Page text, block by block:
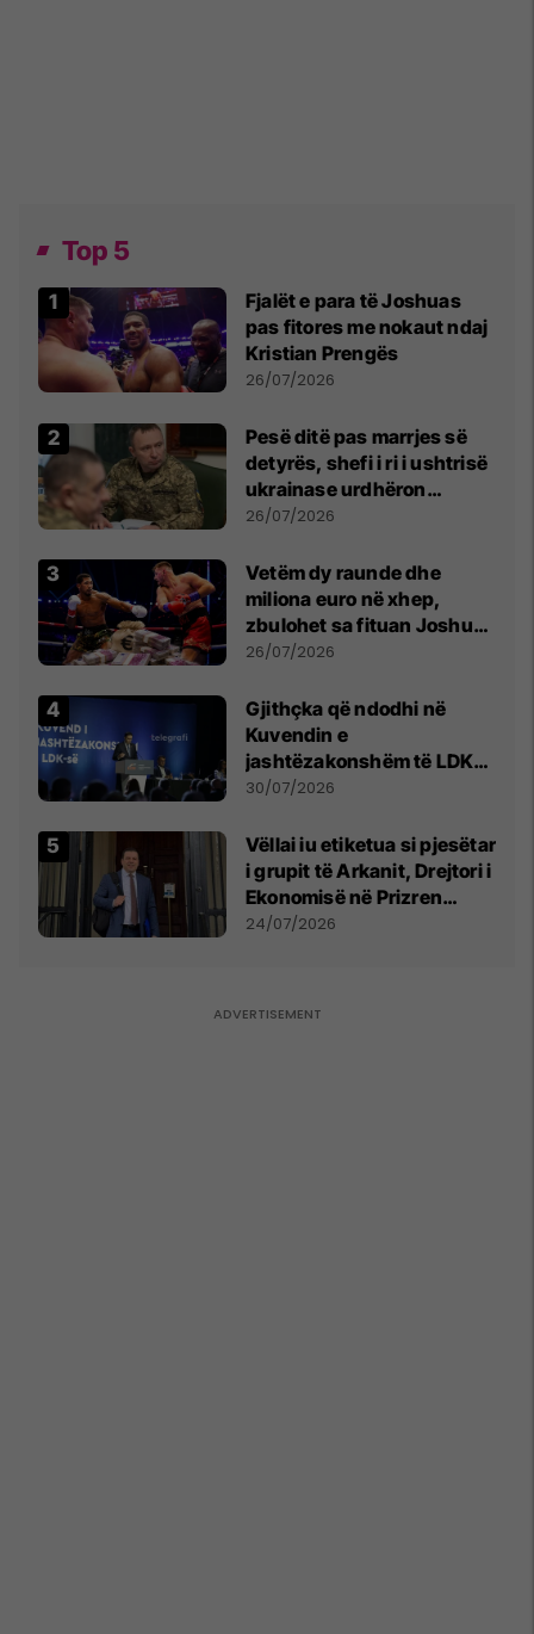
Top 5
Fjalët e para të Joshuas
pas fitores me nokaut ndaj
Kristian Prengës
26/07/2026
Pesë ditë pas marrjes së
detyrës, shefi i ri i ushtrisë
ukrainase urdhëron
kontroll të madh
26/07/2026
Vetëm dy raunde dhe
miliona euro në xhep,
zbulohet sa fituan Joshua
e Prenga
26/07/2026
Gjithçka që ndodhi në
Kuvendin e
jashtëzakonshëm të LDK-
së
30/07/2026
Vëllai iu etiketua si pjesëtar
i grupit të Arkanit, Drejtori i
Ekonomisë në Prizren
mohon pretendimet
24/07/2026